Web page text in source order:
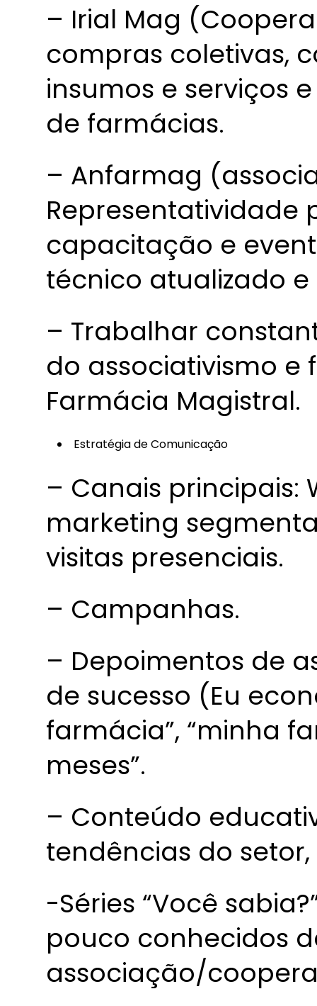
– Irial Mag
compras coletivas,
insumos e serviços
de farmácias.
– Anfarmag
Representatividade
capacitação e
técnico atualizado
– Trabalhar
do associativismo
Farmácia Magistral.
Estratégia de Comunicação
– Canais principais:
marketing
visitas presenciais.
– Campanhas.
– Depoimentos de
de sucesso (Eu
farmácia”, “minha
meses”.
– Conteúdo
tendências do
-Séries “Você
pouco conhecidos
associação/